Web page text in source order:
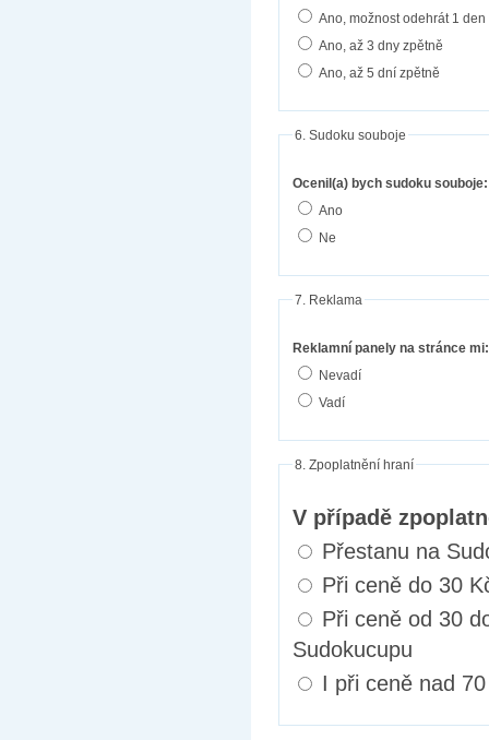
Ano, možnost odehrát 1 den
Ano, až 3 dny zpětně
Ano, až 5 dní zpětně
6. Sudoku souboje
Ocenil(a) bych sudoku souboje:
Ano
Ne
7. Reklama
Reklamní panely na stránce mi:
Nevadí
Vadí
8. Zpoplatnění hraní
V případě
Přestanu na
Při ceně do 30
Při ceně od 30
Sudokucupu
I při ceně nad